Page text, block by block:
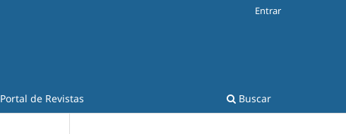
Portal de Revistas Buscar
Entrar